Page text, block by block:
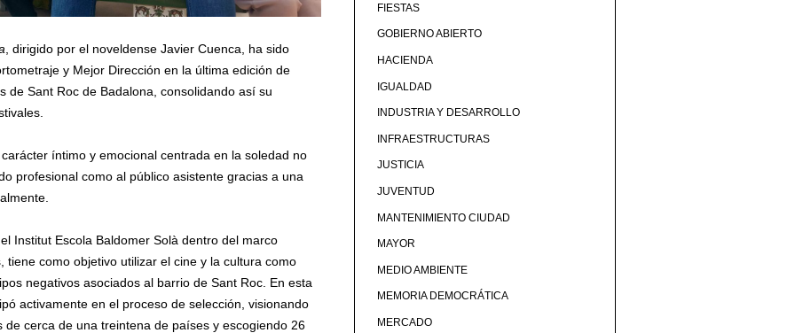
, dirigido por el noveldense Javier Cuenca, ha sido
y Mejor Dirección en la última edición de
de Sant Roc de Badalona, consolidando así su
íntimo y emocional centrada en la soledad no
profesional como al público asistente gracias a una
Institut Escola Baldomer Solà dentro del marco
tiene como objetivo utilizar el cine y la cultura como
negativos asociados al barrio de Sant Roc. En esta
activamente en el proceso de selección, visionando
cerca de una treintena de países y escogiendo 26
FIESTAS
GOBIERNO ABIERTO
HACIENDA
IGUALDAD
INDUSTRIA Y DESARROLLO
INFRAESTRUCTURAS
JUSTICIA
JUVENTUD
MANTENIMIENTO CIUDAD
MAYOR
MEDIO AMBIENTE
MEMORIA DEMOCRÁTICA
MERCADO